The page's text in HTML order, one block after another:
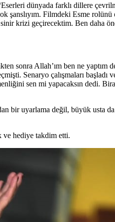
dünyada farklı dillere
şanslıyım. Filmdeki Esme
krizi geçirecektim. Ben daha
Allah’ım ben ne yaptım
Senaryo çalışmaları başladı
sen mi yapacaksın dedi.
bir uyarlama değil, büyük usta
ve hediye takdim etti.